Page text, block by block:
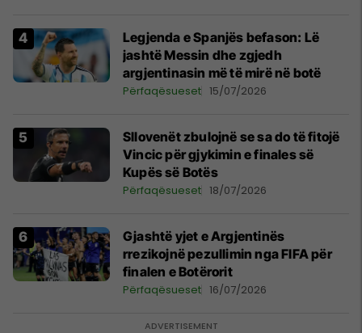
Legjenda e Spanjës befason: Lë
jashtë Messin dhe zgjedh
argjentinasin më të mirë në botë
Përfaqësueset 15/07/2026
Sllovenët zbulojnë se sa do të fitojë
Vincic për gjykimin e finales së
Kupës së Botës
Përfaqësueset 18/07/2026
Gjashtë yjet e Argjentinës
rrezikojnë pezullimin nga FIFA për
finalen e Botërorit
Përfaqësueset 16/07/2026